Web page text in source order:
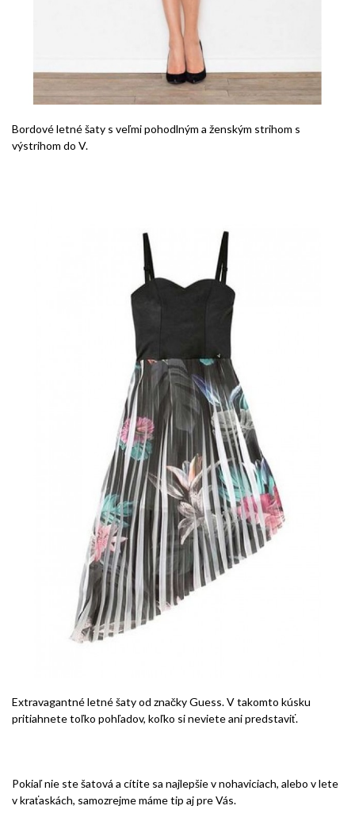
Bordové letné šaty s veľmi pohodlným a ženským strihom s
výstrihom do V.
Extravagantné letné šaty od značky Guess. V takomto kúsku
pritiahnete toľko pohľadov, koľko si neviete ani predstaviť.
Pokiaľ nie ste šatová a cítite sa najlepšie v nohaviciach, alebo v lete
v kraťaskách, samozrejme máme tip aj pre Vás.